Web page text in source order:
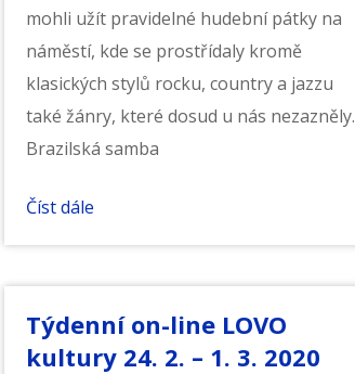
mohli užít pravidelné hudební pátky na
náměstí, kde se prostřídaly kromě
klasických stylů rocku, country a jazzu
také žánry, které dosud u nás nezazněly.
Brazilská samba
Číst dále
Týdenní on-line LOVO
kultury 24. 2. – 1. 3. 2020